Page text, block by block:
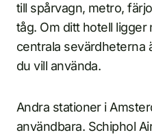
till spårvagn, metro,
tåg. Om ditt hotell ligger
centrala sevärdheterna
du vill använda.
Andra stationer i
användbara. Schiphol